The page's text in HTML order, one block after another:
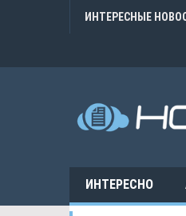
ИНТЕРЕСНЫЕ
ИНТЕРЕСНО